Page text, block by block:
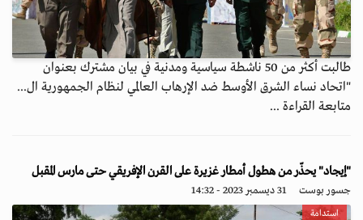
طالبت أكثر من 50 ناشطة سياسية ومدنية في بيان مشترك بعنوان
"اتحاد نساء الشرق الأوسط ضد الإرهاب العالمي لنظام الجمهورية ال...
متابعة القراءة ...
"إيجاد" يحذّر من هطول أمطار غزيرة على القرن الإفريقي حتى مارس المقبل
جسور بوست 31 ديسمبر 2023 - 14:32
استدامة